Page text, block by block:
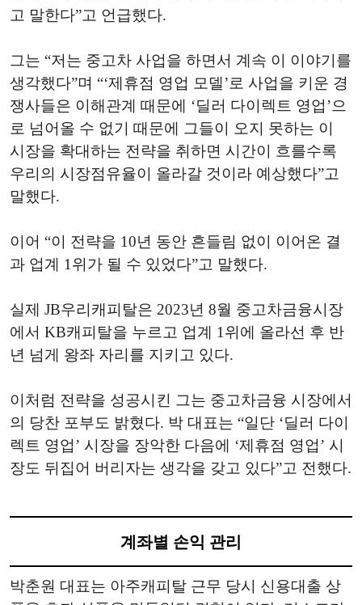
고 말한다”고 언급했다.
그는 “저는 중고차 사업을 하면서 계속 이 이야기를
생각했다”며 “‘제휴점 영업 모델’로 사업을 키운 경
쟁사들은 이해관계 때문에 ‘딜러 다이렉트 영업’으
로 넘어올 수 없기 때문에 그들이 오지 못하는 이
시장을 확대하는 전략을 취하면 시간이 흐를수록
우리의 시장점유율이 올라갈 것이라 예상했다”고
말했다.
이어 “이 전략을 10년 동안 흔들림 없이 이어온 결
과 업계 1위가 될 수 있었다”고 말했다.
실제 JB우리캐피탈은 2023년 8월 중고차금융시장
에서 KB캐피탈을 누르고 업계 1위에 올라선 후 반
년 넘게 왕좌 자리를 지키고 있다.
이처럼 전략을 성공시킨 그는 중고차금융 시장에서
의 당찬 포부도 밝혔다. 박 대표는 “일단 ‘딜러 다이
렉트 영업’ 시장을 장악한 다음에 ‘제휴점 영업’ 시
장도 뒤집어 버리자는 생각을 갖고 있다”고 전했다.
계좌별 손익 관리
박춘원 대표는 아주캐피탈 근무 당시 신용대출 상